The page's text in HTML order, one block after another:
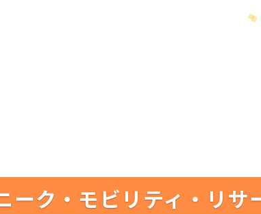
ーク・モビリティ・リサ